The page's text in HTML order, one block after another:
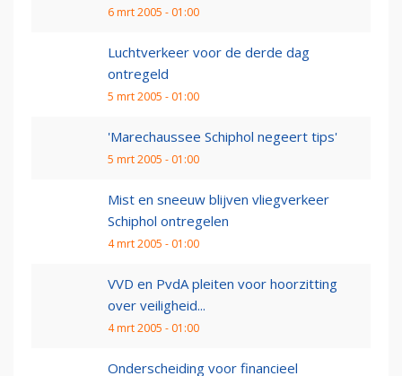
6 mrt 2005 - 01:00
Luchtverkeer voor de derde dag
ontregeld
5 mrt 2005 - 01:00
'Marechaussee Schiphol negeert tips'
5 mrt 2005 - 01:00
Mist en sneeuw blijven vliegverkeer
Schiphol ontregelen
4 mrt 2005 - 01:00
VVD en PvdA pleiten voor hoorzitting
over veiligheid...
4 mrt 2005 - 01:00
Onderscheiding voor financieel